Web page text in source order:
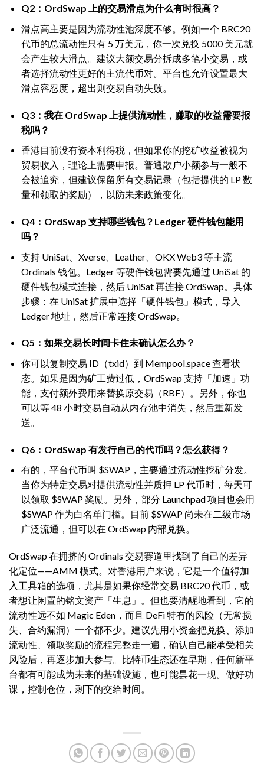
Q2：OrdSwap 上的交易滑点为什么有时很高？
滑点高主要是因为流动性池深度不够。例如一个 BRC20
代币的总流动性只有 5 万美元，你一次兑换 5000 美元就
会产生较大滑点。建议大额交易分拆成多笔小交易，或
者选择流动性更好的主流代币对。平台也允许设置最大
滑点容忍度，超出则交易自动失败。
Q3：我在 OrdSwap 上提供流动性，赚取的收益需要报
税吗？
香港目前没有资本利得税，但如果你的挖矿收益被视为
贸易收入，理论上需要申报。普通散户小额参与一般不
会被追究，但建议保留所有交易记录（包括提供的 LP 数
量和领取的奖励），以防未来政策变化。
Q4：OrdSwap 支持哪些钱包？Ledger 硬件钱包能用
吗？
支持 UniSat、Xverse、Leather、OKX Web3 等主流
Ordinals 钱包。Ledger 等硬件钱包需要先通过 UniSat 的
硬件钱包模式连接，然后 UniSat 再连接 OrdSwap。具体
步骤：在 UniSat 扩展中选择「硬件钱包」模式，导入
Ledger 地址，然后正常连接 OrdSwap。
Q5：如果交易长时间卡住未确认怎么办？
你可以复制交易 ID（txid）到 Mempool.space 查看状
态。如果是因为矿工费过低，OrdSwap 支持「加速」功
能，支付额外费用来替换原交易（RBF）。另外，你也
可以等 48 小时交易自动从内存池中消失，然后重新发
送。
Q6：OrdSwap 有发行自己的代币吗？怎么获得？
有的，平台代币叫 $SWAP，主要通过流动性挖矿分发。
当你为特定交易对提供流动性并质押 LP 代币时，每天可
以领取 $SWAP 奖励。另外，部分 Launchpad 项目也会用
$SWAP 作为白名单门槛。目前 $SWAP 尚未在二级市场
广泛流通，但可以在 OrdSwap 内部兑换。
OrdSwap 在拥挤的 Ordinals 交易赛道里找到了自己的差异
化定位——AMM 模式。对香港用户来说，它是一个值得加
入工具箱的选项，尤其是如果你经常交易 BRC20 代币，或
者想让闲置的铭文资产「生息」。但也要清醒地看到，它的
流动性远不如 Magic Eden，而且 DeFi 特有的风险（无常损
失、合约漏洞）一个都不少。建议先用小资金把兑换、添加
流动性、领取奖励的流程完整走一遍，确认自己能承受相关
风险后，再逐步加大参与。比特币生态还在早期，任何新平
台都有可能成为未来的基础设施，也可能昙花一现。做好功
课，控制仓位，剩下的交给时间。